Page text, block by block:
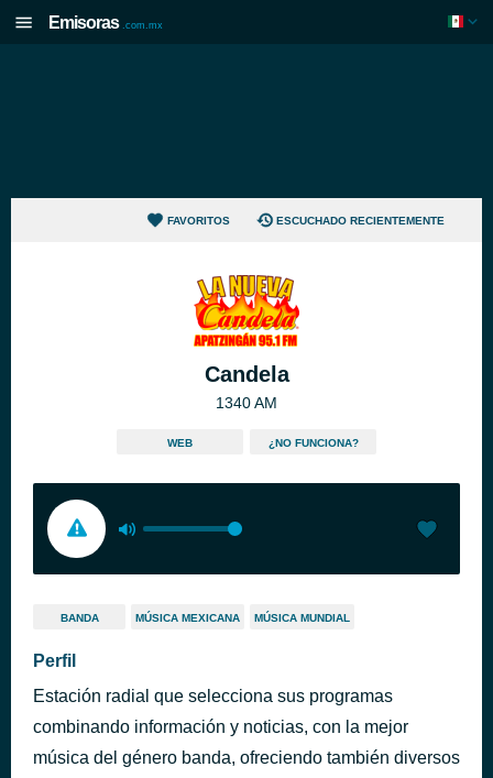
Emisoras .com.mx
FAVORITOS ESCUCHADO RECIENTEMENTE
Candela
1340 AM
WEB ¿NO FUNCIONA?
BANDA MÚSICA MEXICANA MÚSICA MUNDIAL
Perfil
Estación radial que selecciona sus programas
combinando información y noticias, con la mejor
música del género banda, ofreciendo también diversos